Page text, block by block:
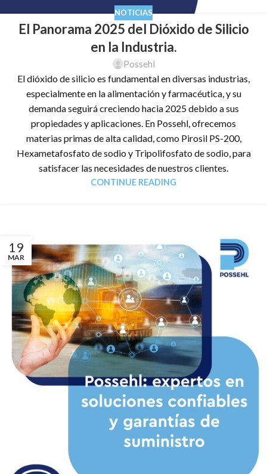
NOTICIAS
El Panorama 2025 del Dióxido de Silicio
en la Industria.
Possehl
El dióxido de silicio es fundamental en diversas industrias,
especialmente en la alimentación y farmacéutica, y su
demanda seguirá creciendo hacia 2025 debido a sus
propiedades y aplicaciones. En Possehl, ofrecemos
materias primas de alta calidad, como Pirosil PS-200,
Hexametafosfato de sodio y Tripolifosfato de sodio, para
satisfacer las necesidades de nuestros clientes.
CONTINUE READING
19
MAR